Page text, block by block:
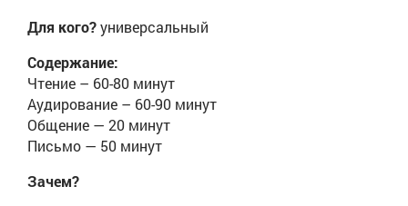
Для кого?универсальный
Содержание:
Чтение – 60-80 минут
Аудирование – 60-90 минут
Общение — 20 минут
Письмо — 50 минут
Зачем?